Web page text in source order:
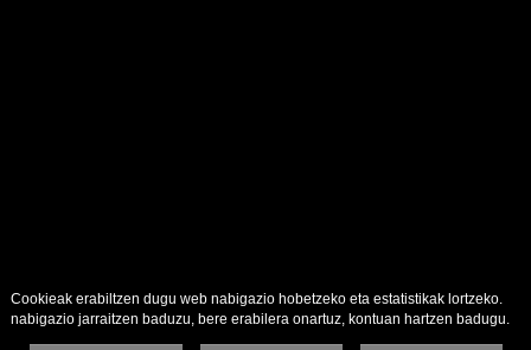
Cookieak erabiltzen dugu web nabigazio hobetzeko eta estatistikak lortzeko.
nabigazio jarraitzen baduzu, bere erabilera onartuz, kontuan hartzen badugu.